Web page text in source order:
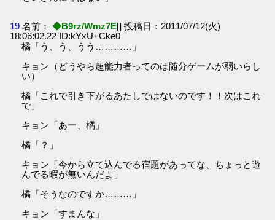
19 名前： ◆B9rz/Wmz7E[] 投稿日：2011/07/12(火)
18:06:02.22 ID:kYxU+Cke0
橘「う、う、うう…………」
キョン（どうやら超能力者ってのは随分ゲームが弱いらし
い）
橘「これで引き下がるあたしではないのです！！次はこれ
で」
キョン「あー、橘」
橘「？」
キョン「今から立て込んでる宿題があってな、ちょっと遊
んでる暇が無いんだよ」
橘「そうなのですか………」
キョン「すまんな」